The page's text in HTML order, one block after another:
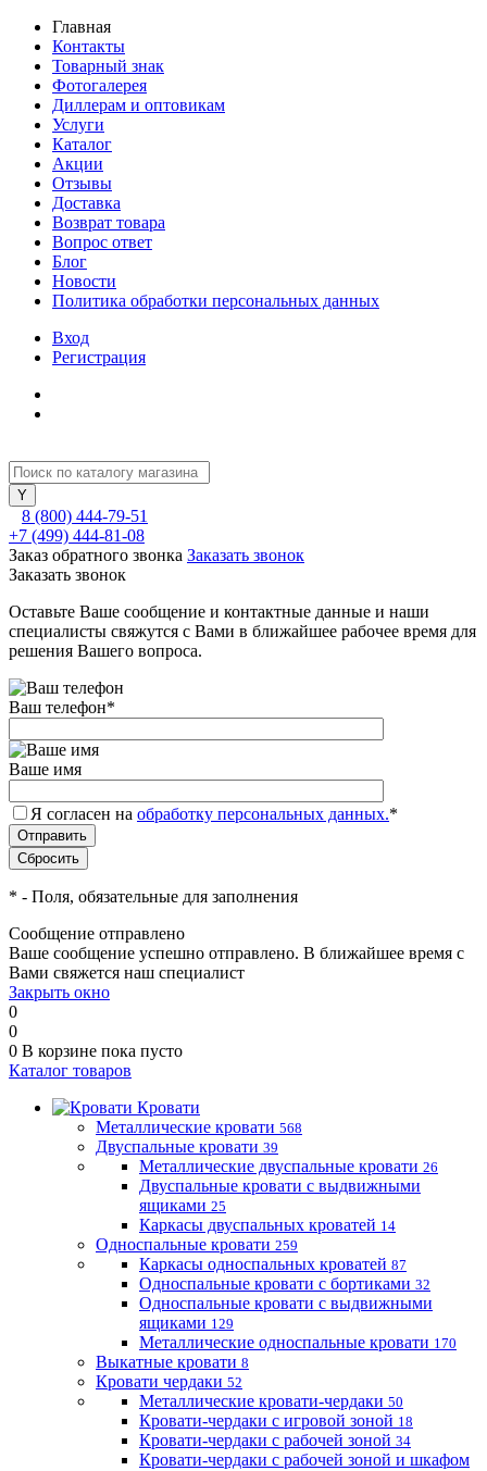
Главная
Контакты
Товарный знак
Фотогалерея
Диллерам и оптовикам
Услуги
Каталог
Акции
Отзывы
Доставка
Возврат товара
Вопрос ответ
Блог
Новости
Политика обработки персональных данных
Вход
Регистрация
8 (800) 444-79-51
+7 (499) 444-81-08
Заказ обратного звонка Заказать звонок
Заказать звонок
Оставьте Ваше сообщение и контактные данные и наши
специалисты свяжутся с Вами в ближайшее рабочее время для
решения Вашего вопроса.
Ваш телефон*
Ваше имя
Я согласен на обработку персональных данных.*
* - Поля, обязательные для заполнения
Сообщение отправлено
Ваше сообщение успешно отправлено. В ближайшее время с
Вами свяжется наш специалист
Закрыть окно
0
0
0 В корзине пока пусто
Каталог товаров
Кровати
Металлические кровати 568
Двуспальные кровати 39
Металлические двуспальные кровати 26
Двуспальные кровати с выдвижными
ящиками 25
Каркасы двуспальных кроватей 14
Односпальные кровати 259
Каркасы односпальных кроватей 87
Односпальные кровати с бортиками 32
Односпальные кровати с выдвижными
ящиками 129
Металлические односпальные кровати 170
Выкатные кровати 8
Кровати чердаки 52
Металлические кровати-чердаки 50
Кровати-чердаки с игровой зоной 18
Кровати-чердаки с рабочей зоной 34
Кровати-чердаки с рабочей зоной и шкафом